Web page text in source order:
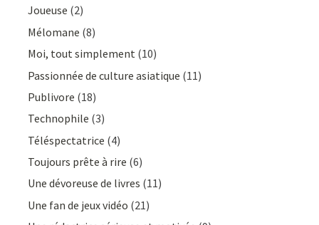
Joueuse (2)
Mélomane (8)
Moi, tout simplement (10)
Passionnée de culture asiatique (11)
Publivore (18)
Technophile (3)
Téléspectatrice (4)
Toujours prête à rire (6)
Une dévoreuse de livres (11)
Une fan de jeux vidéo (21)